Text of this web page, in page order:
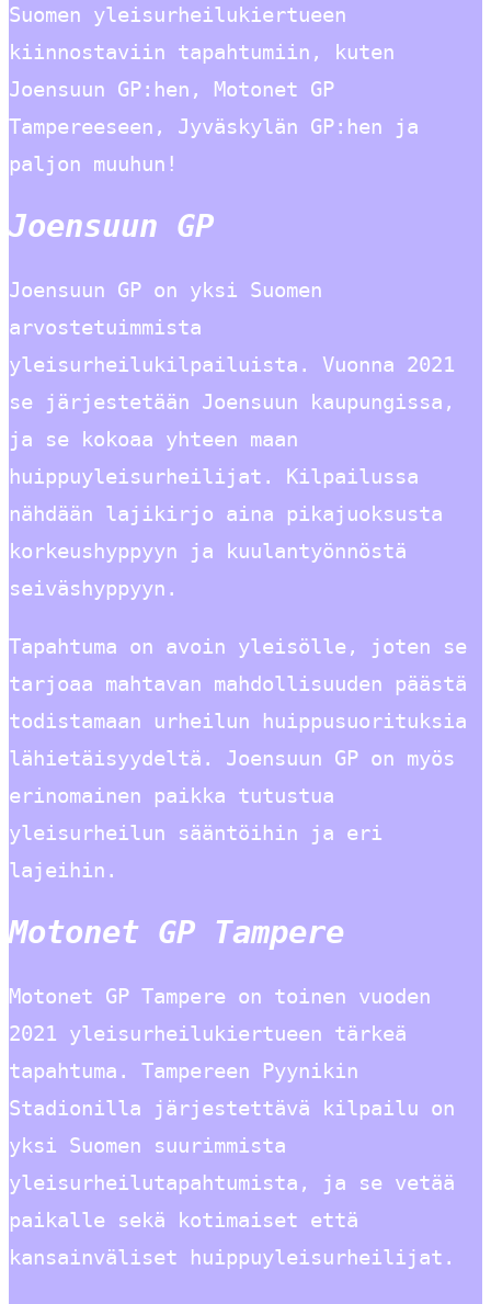
Suomen yleisurheilukiertueen
kiinnostaviin tapahtumiin, kuten
Joensuun GP:hen, Motonet GP
Tampereeseen, Jyväskylän GP:hen ja
paljon muuhun!
Joensuun GP
Joensuun GP on yksi Suomen
arvostetuimmista
yleisurheilukilpailuista. Vuonna 2021
se järjestetään Joensuun kaupungissa,
ja se kokoaa yhteen maan
huippuyleisurheilijat. Kilpailussa
nähdään lajikirjo aina pikajuoksusta
korkeushyppyyn ja kuulantyönnöstä
seiväshyppyyn.
Tapahtuma on avoin yleisölle, joten se
tarjoaa mahtavan mahdollisuuden päästä
todistamaan urheilun huippusuorituksia
lähietäisyydeltä. Joensuun GP on myös
erinomainen paikka tutustua
yleisurheilun sääntöihin ja eri
lajeihin.
Motonet GP Tampere
Motonet GP Tampere on toinen vuoden
2021 yleisurheilukiertueen tärkeä
tapahtuma. Tampereen Pyynikin
Stadionilla järjestettävä kilpailu on
yksi Suomen suurimmista
yleisurheilutapahtumista, ja se vetää
paikalle sekä kotimaiset että
kansainväliset huippuyleisurheilijat.